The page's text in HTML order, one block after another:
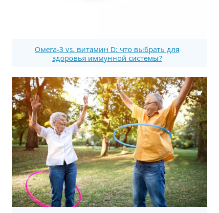
Омега-3 vs. витамин D: что выбрать для
здоровья иммунной системы?